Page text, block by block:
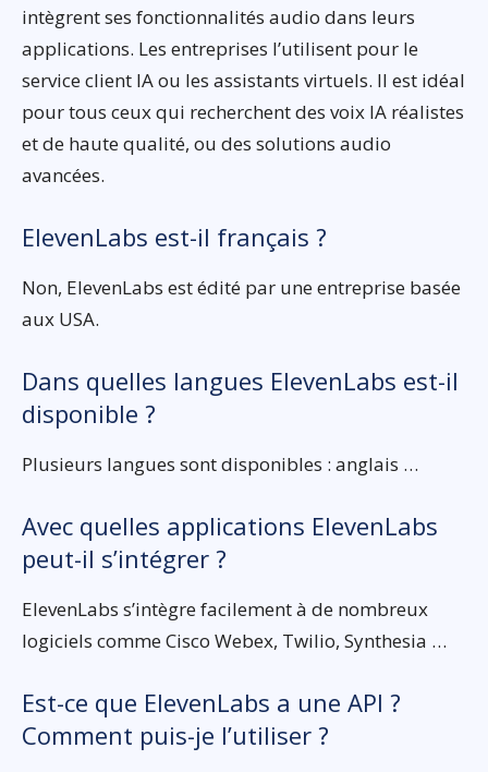
intègrent ses fonctionnalités audio dans leurs
applications. Les entreprises l’utilisent pour le
service client IA ou les assistants virtuels. Il est idéal
pour tous ceux qui recherchent des voix IA réalistes
et de haute qualité, ou des solutions audio
avancées.
ElevenLabs est-il français ?
Non, ElevenLabs est édité par une entreprise basée
aux USA.
Dans quelles langues ElevenLabs est-il
disponible ?
Plusieurs langues sont disponibles : anglais …
Avec quelles applications ElevenLabs
peut-il s’intégrer ?
ElevenLabs s’intègre facilement à de nombreux
logiciels comme Cisco Webex, Twilio, Synthesia …
Est-ce que ElevenLabs a une API ?
Comment puis-je l’utiliser ?